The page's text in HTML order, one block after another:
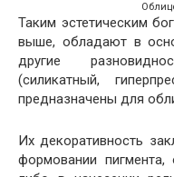
Таким эстетическим
выше, обладают в
другие
(силикатный,
предназначены для
Их декоративность
формовании